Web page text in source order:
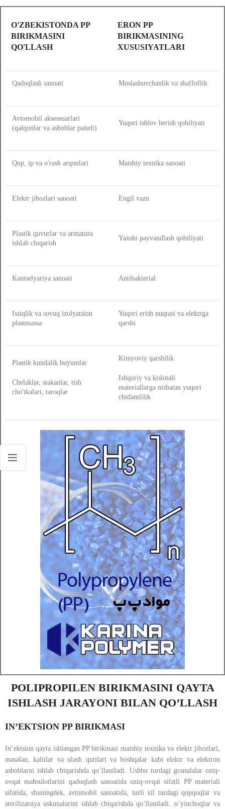
O'ZBEKISTONDA PP
BIRIKMASINI
QO'LLASH
ERON PP
BIRIKMASINING
XUSUSIYATLARI
Qadoqlash sanoati Moslashuvchanlik va shaffoflik
Avtomobil aksessuarlari
(qalqonlar va asboblar paneli)
Yuqori ishlov berish qobiliyati
Qop, ip va o'rash arqonlari Maishiy texnika sanoati
Elektr jihozlari sanoati Engil vazn
Plastik quvurlar va armatura
ishlab chiqarish
Yaxshi payvandlash qobiliyati
Kantselyariya sanoati Antibakterial
Issiqlik va sovuq izolyatsion
plastmassa
Yuqori erish nuqtasi va elektrga
qarshi
Plastik kundalik buyumlar
Chelaklar, stakanlar, tish
cho'tkalari, taroqlar
Kimyoviy qarshilik
Ishqoriy va kislotali
materiallarga nisbatan yuqori
chidamlilik
POLIPROPILEN BIRIKMASINI QAYTA
ISHLASH JARAYONI BILAN QO’LLASH
IN’EKTSION PP BIRIKMASI
In’ektsion qayta ishlangan PP birikmasi maishiy texnika va elektr jihozlari,
masalan, kalitlar va ulash qutilari va boshqalar kabi elektr va elektron
asboblarni ishlab chiqarishda qo’llaniladi. Ushbu turdagi granulalar oziq-
ovqat mahsulotlarini qadoqlash sanoatida oziq-ovqat sifatli PP materiali
sifatida, shuningdek, avtomobil sanoatida, turli xil turdagi qopqoqlar va
sterilizatsiya uskunalarini ishlab chiqarishda qo’llaniladi. o’yinchoqlar va